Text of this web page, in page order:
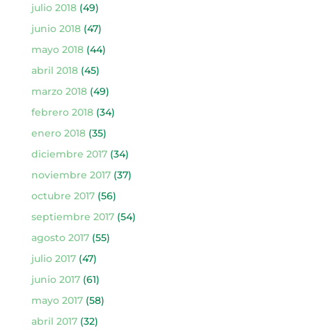
julio 2018(49)
junio 2018(47)
mayo 2018(44)
abril 2018(45)
marzo 2018(49)
febrero 2018(34)
enero 2018(35)
diciembre 2017(34)
noviembre 2017(37)
octubre 2017(56)
septiembre 2017(54)
agosto 2017(55)
julio 2017(47)
junio 2017(61)
mayo 2017(58)
abril 2017(32)